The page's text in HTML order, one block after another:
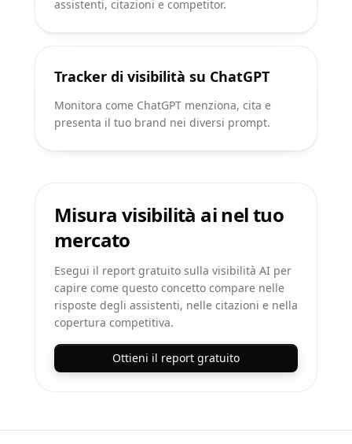
assistenti, citazioni e competitor.
Tracker di visibilità su ChatGPT
Monitora come ChatGPT menziona, cita e
presenta il tuo brand nei diversi prompt.
Misura visibilità ai nel tuo
mercato
Esegui il report gratuito sulla visibilità AI per
capire come questo concetto compare nelle
risposte degli assistenti, nelle citazioni e nella
copertura competitiva.
Ottieni il report gratuito